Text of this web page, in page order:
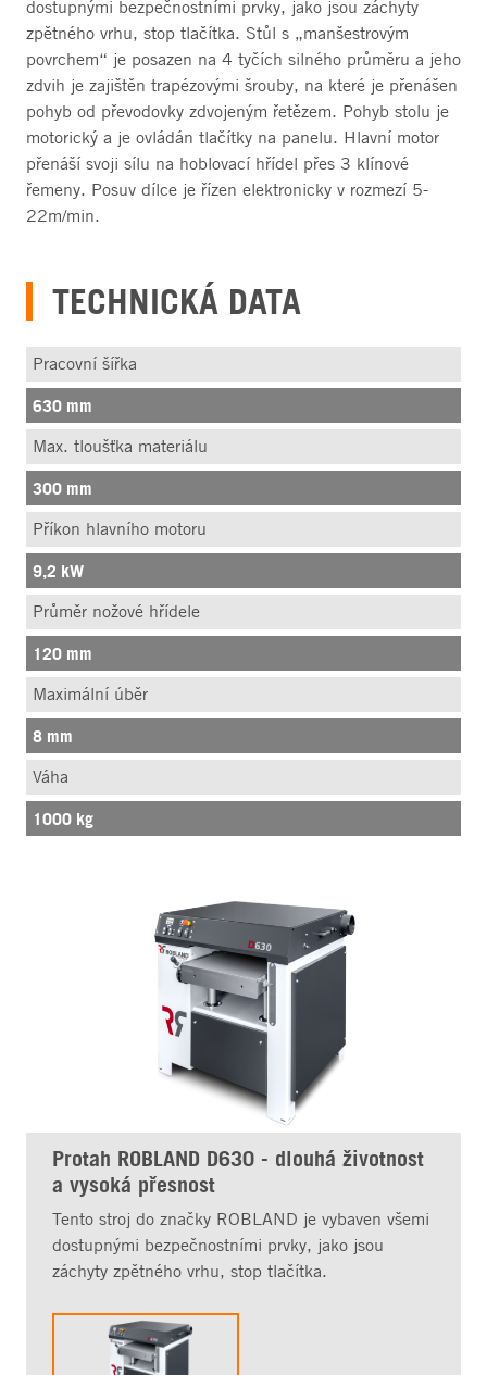
dostupnými bezpečnostními prvky, jako jsou záchyty
zpětného vrhu, stop tlačítka. Stůl s „manšestrovým
povrchem“ je posazen na 4 tyčích silného průměru a jeho
zdvih je zajištěn trapézovými šrouby, na které je přenášen
pohyb od převodovky zdvojeným řetězem. Pohyb stolu je
motorický a je ovládán tlačítky na panelu. Hlavní motor
přenáší svoji sílu na hoblovací hřídel přes 3 klínové
řemeny. Posuv dílce je řízen elektronicky v rozmezí 5-
22m/min.
TECHNICKÁ DATA
Pracovní šířka
630 mm
Max. tloušťka materiálu
300 mm
Příkon hlavního motoru
9,2 kW
Průměr nožové hřídele
120 mm
Maximální úběr
8 mm
Váha
1000 kg
Protah ROBLAND D630 - dlouhá životnost
a vysoká přesnost
Tento stroj do značky ROBLAND je vybaven všemi
dostupnými bezpečnostními prvky, jako jsou
záchyty zpětného vrhu, stop tlačítka.